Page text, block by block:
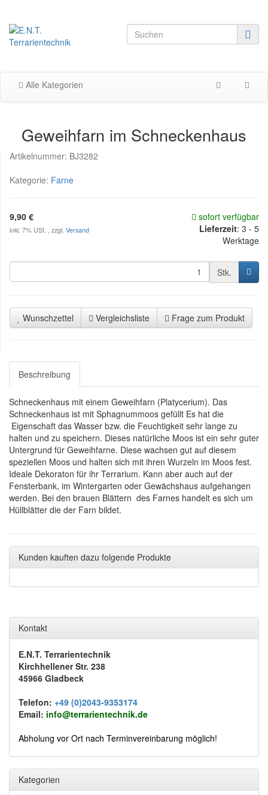
Alle Kategorien
Geweihfarn im Schneckenhaus
Artikelnummer: BJ3282
Kategorie: Farne
9,90 €
inkl. 7% USt. , zzgl. Versand
sofort verfügbar
Lieferzeit: 3 - 5
Werktage
Stk.
Wunschzettel Vergleichsliste Frage zum Produkt
Beschreibung
Schneckenhaus mit einem Geweihfarn (Platycerium). Das
Schneckenhaus ist mit Sphagnummoos gefüllt Es hat die
Eigenschaft das Wasser bzw. die Feuchtigkeit sehr lange zu
halten und zu speichern. Dieses natürliche Moos ist ein sehr guter
Untergrund für Geweihfarne. Diese wachsen gut auf diesem
speziellen Moos und halten sich mit ihren Wurzeln im Moos fest.
Ideale Dekoraton für ihr Terrarium. Kann aber auch auf der
Fensterbank, im Wintergarten oder Gewächshaus aufgehangen
werden. Bei den brauen Blättern des Farnes handelt es sich um
Hüllblätter die der Farn bildet.
Kunden kauften dazu folgende Produkte
Kontakt
E.N.T. Terrarientechnik
Kirchhellener Str. 238
45966 Gladbeck
Telefon: +49 (0)2043-9353174
Email: info@terrarientechnik.de
Abholung vor Ort nach Terminvereinbarung möglich!
Kategorien